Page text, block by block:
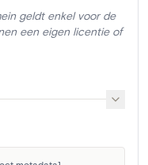
geldt enkel voor de
een eigen licentie of